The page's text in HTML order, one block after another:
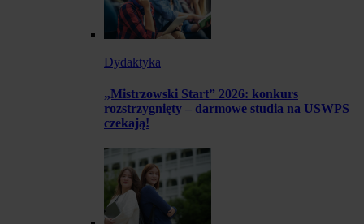
Dydaktyka
„Mistrzowski Start” 2026: konkurs
rozstrzygnięty – darmowe studia na USWPS
czekają!